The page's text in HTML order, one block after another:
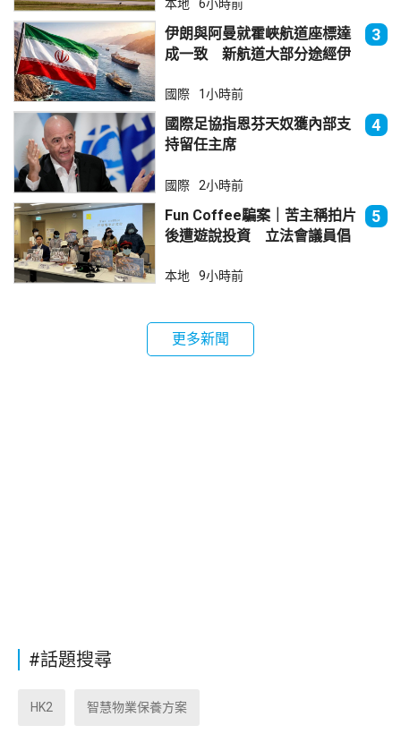
本地 6小時前
伊朗與阿曼就霍峽航道座標達
成一致 新航道大部分途經伊
3
國際 1小時前
國際足協指恩芬天奴獲內部支
持留任主席
4
國際 2小時前
Fun Coffee騙案｜苦主稱拍片
後遭遊說投資 立法會議員倡
5
本地 9小時前
更多新聞
#話題搜尋
HK2 智慧物業保養方案